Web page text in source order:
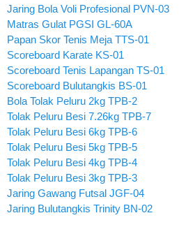
Jaring Bola Voli Profesional PVN-03
Matras Gulat PGSI GL-60A
Papan Skor Tenis Meja TTS-01
Scoreboard Karate KS-01
Scoreboard Tenis Lapangan TS-01
Scoreboard Bulutangkis BS-01
Bola Tolak Peluru 2kg TPB-2
Tolak Peluru Besi 7.26kg TPB-7
Tolak Peluru Besi 6kg TPB-6
Tolak Peluru Besi 5kg TPB-5
Tolak Peluru Besi 4kg TPB-4
Tolak Peluru Besi 3kg TPB-3
Jaring Gawang Futsal JGF-04
Jaring Bulutangkis Trinity BN-02